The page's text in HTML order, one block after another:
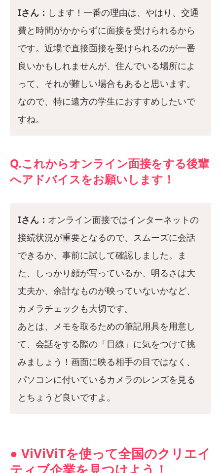
Iさん： します！一番の理由は、やはり、交通
費と時間がかからずに面接を受けられるから
です。近場で直接面接を受けられるのが一番
良いかもしれませんが、住んでいる場所によ
って、それが難しい場合もあると思います。
なので、特に遠方の学生におすすめしたいで
すね。
Q.これからオンライン面接をする後輩
へアドバイスをお願いします！
Iさん： オンライン面接ではインターネットの
接続状況が重要となるので、スムーズに会話
できるか、事前に試して確認しました。ま
た、しっかり顔が写っているか、明るさは大
丈夫か、余計なものが映っていないかなど、
カメラチェックも大切です。
あとは、メモを取るための筆記用具を用意し
て、会話をする際の「目線」に気をつけて挑
みましょう！画面に映る相手の目ではなく、
パソコンに付いているカメラのレンズを見る
とちょうど良いですよ。
● ViViViTを使って全国のクリエイ